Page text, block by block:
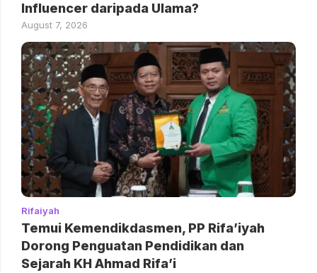
Influencer daripada Ulama?
August 7, 2026
Rifaiyah
Temui Kemendikdasmen, PP Rifa’iyah
Dorong Penguatan Pendidikan dan
Sejarah KH Ahmad Rifa’i